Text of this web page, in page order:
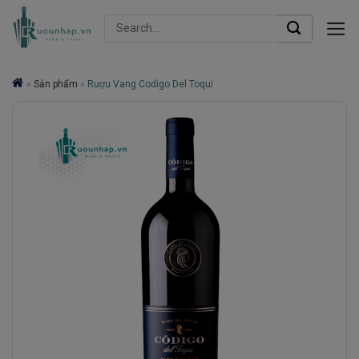
Skip
Search
» Sản phẩm » Rượu Vang Codigo Del Toqui